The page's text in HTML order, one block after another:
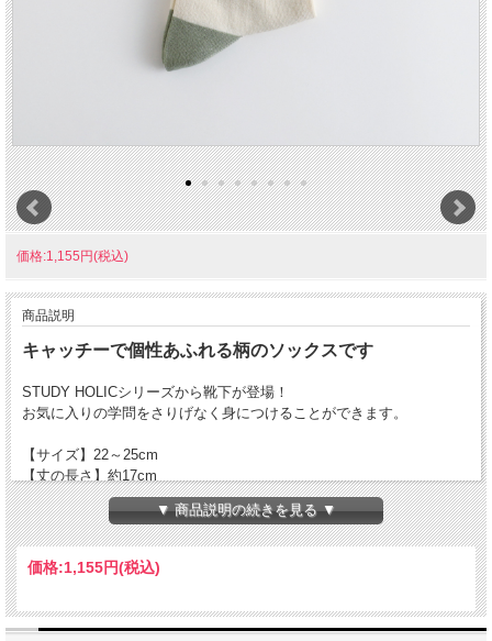
価格:1,155円(税込)
商品説明
キャッチーで個性あふれる柄のソックスです
STUDY HOLICシリーズから靴下が登場！
お気に入りの学問をさりげなく身につけることができます。
【サイズ】22～25cm
【丈の長さ】約17cm
【素材】コットン、ナイロン、その他
Made in Taiwan
▼ 商品説明の続きを見る ▼
価格:1,155円(税込)